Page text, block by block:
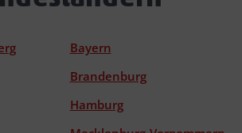
Bayern
Brandenburg
Hamburg